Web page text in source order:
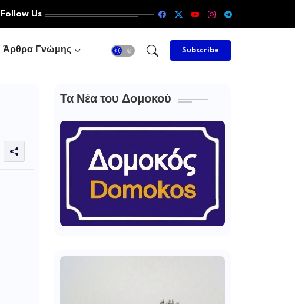
Follow Us
Άρθρα Γνώμης Subscribe
Τα Νέα του Δομοκού